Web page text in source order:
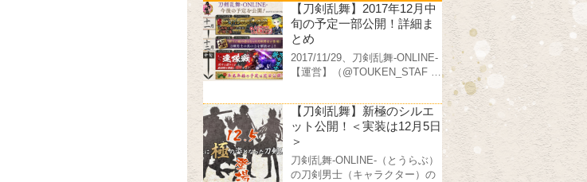
【刀剣乱舞】2017年12月中
旬の予定一部公開！詳細ま
とめ
2017/11/29、刀剣乱舞-ONLINE-
【運営】（@TOUKEN_STAF …
【刀剣乱舞】新極のシルエ
ット公開！＜実装は12月5日
＞
刀剣乱舞-ONLINE-（とうらぶ）
の刀剣男士（キャラクター）の